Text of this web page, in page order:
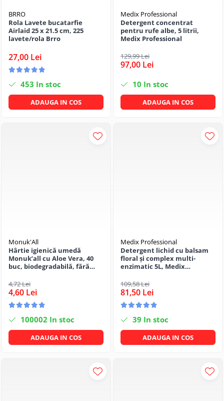
BRRO
Rola Lavete bucatarfie
Airlaid 25 x 21.5 cm, 225
lavete/rola Brro
27,00 Lei
453 In stoc
ADAUGA IN COS
Medix Professional
Detergent concentrat
pentru rufe albe, 5 litrii,
Medix Professional
129,99 Lei
97,00 Lei
10 In stoc
ADAUGA IN COS
Monuk'All
Hârtie igienică umedă
Monuk’all cu Aloe Vera, 40
buc, biodegradabilă, fără
4,72 Lei
4,60 Lei
100002 In stoc
ADAUGA IN COS
Medix Professional
Detergent lichid cu balsam
floral și complex multi-
enzimatic 5L, Medix
109,58 Lei
81,50 Lei
39 In stoc
ADAUGA IN COS